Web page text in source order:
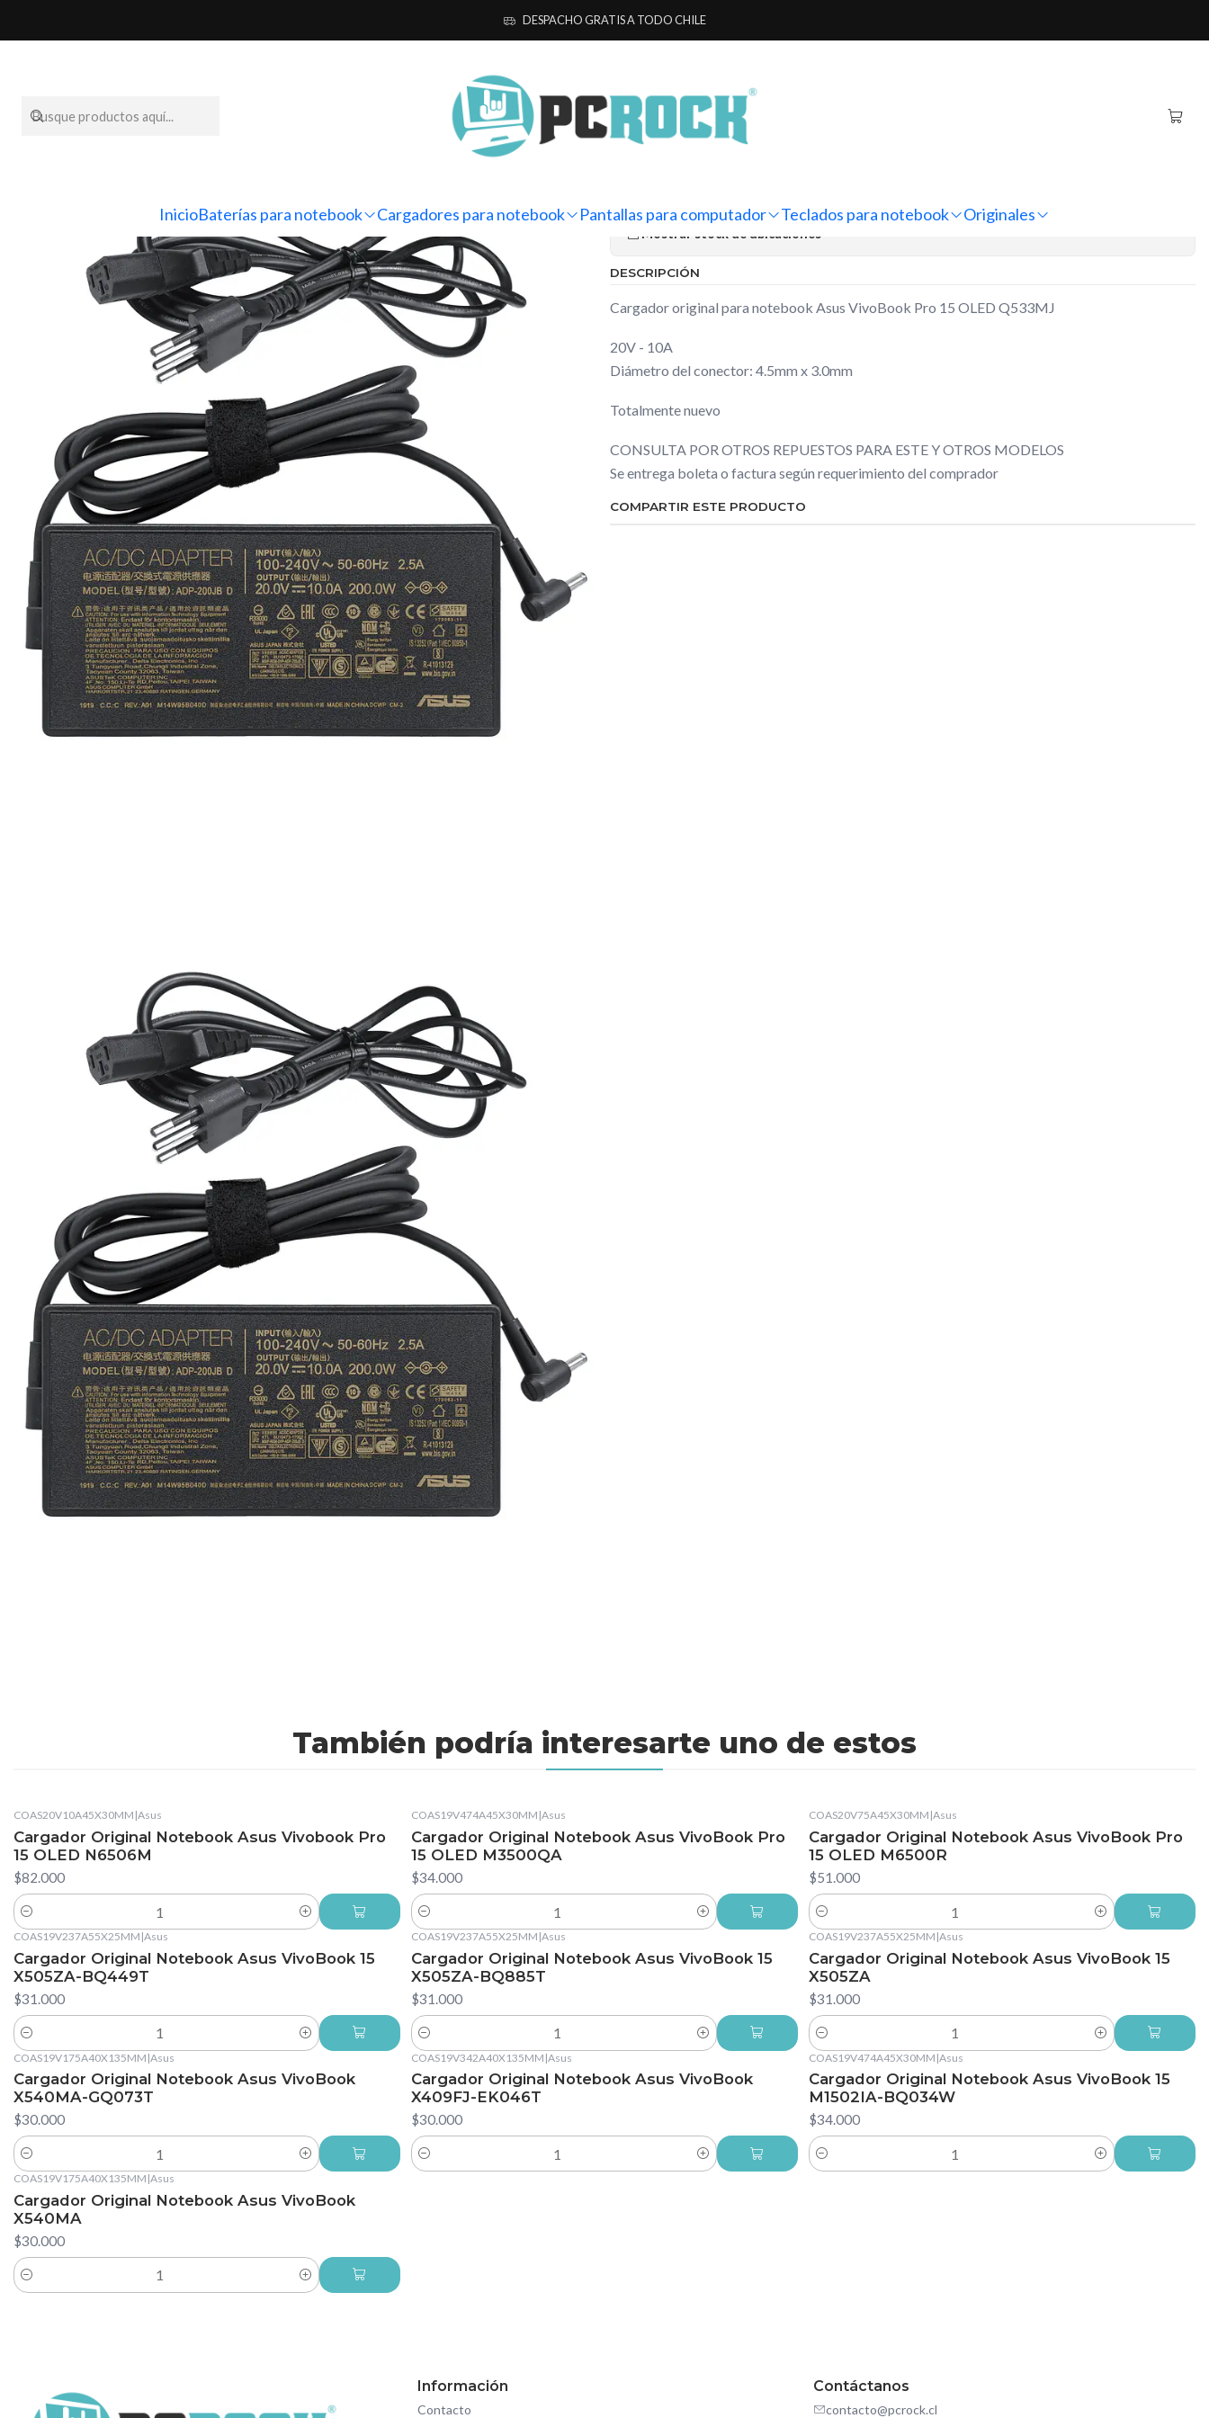
InicioBaterías para notebook Cargadores para notebook Pantallas para computador Teclados para notebook Originales
DESPACHO GRATIS A TODO CHILE
Originales Asus Cargador Original Notebook Asus VivoBook Pro 15 OLED Q533MJ
Cargador Original Notebook Asus
VivoBook Pro 15 OLED Q533MJ
Mostrar stock de ubicaciones
DESCRIPCIÓN
Cargador original para notebook Asus VivoBook Pro 15 OLED Q533MJ
20V - 10A
Diámetro del conector: 4.5mm x 3.0mm
Totalmente nuevo
CONSULTA POR OTROS REPUESTOS PARA ESTE Y OTROS MODELOS
Se entrega boleta o factura según requerimiento del comprador
COMPARTIR ESTE PRODUCTO
También podría interesarte uno de estos
COAS20V10A45X30MM |Asus
Cargador Original Notebook Asus Vivobook Pro
15 OLED N6506M
$82.000
Cantidad
COAS19V474A45X30MM |Asus
Cargador Original Notebook Asus VivoBook Pro
15 OLED M3500QA
$34.000
Cantidad
COAS20V75A45X30MM |Asus
Cargador Original Notebook Asus VivoBook Pro
15 OLED M6500R
$51.000
Cantidad
COAS19V237A55X25MM |Asus
Cargador Original Notebook Asus VivoBook 15
X505ZA-BQ449T
$31.000
Cantidad
COAS19V237A55X25MM |Asus
Cargador Original Notebook Asus VivoBook 15
X505ZA-BQ885T
$31.000
Cantidad
COAS19V237A55X25MM |Asus
Cargador Original Notebook Asus VivoBook 15
X505ZA
$31.000
Cantidad
COAS19V175A40X135MM |Asus
Cargador Original Notebook Asus VivoBook
X540MA-GQ073T
$30.000
Cantidad
COAS19V342A40X135MM |Asus
Cargador Original Notebook Asus VivoBook
X409FJ-EK046T
$30.000
Cantidad
COAS19V474A45X30MM |Asus
Cargador Original Notebook Asus VivoBook 15
M1502IA-BQ034W
$34.000
Cantidad
COAS19V175A40X135MM |Asus
Cargador Original Notebook Asus VivoBook
X540MA
$30.000
Cantidad
Información
Contacto
Contáctanos
contacto@pcrock.cl